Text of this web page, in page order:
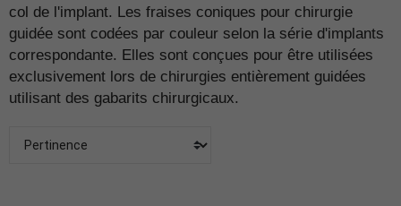
col de l'implant. Les fraises coniques pour chirurgie
guidée sont codées par couleur selon la série d'implants
correspondante. Elles sont conçues pour être utilisées
exclusivement lors de chirurgies entièrement guidées
utilisant des gabarits chirurgicaux.